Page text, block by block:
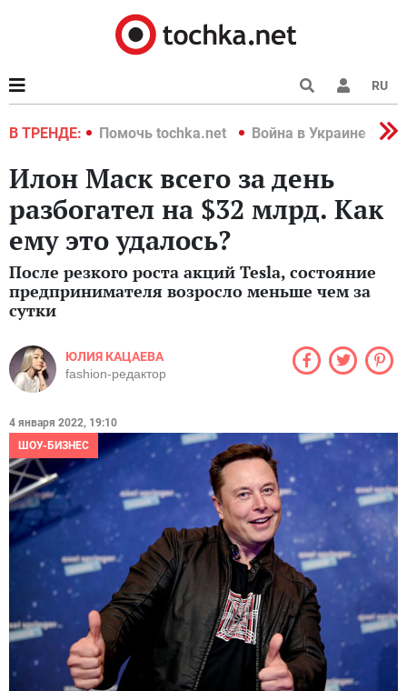
RU
В ТРЕНДЕ:
2022 Помочь tochka.net Война в Украине 2022
Илон Маск всего за день
разбогател на $32 млрд. Как
ему это удалось?
После резкого роста акций Tesla, состояние
предпринимателя возросло меньше чем за
сутки
ЮЛИЯ КАЦАЕВА
fashion-редактор
4 января 2022, 19:10
ШОУ-БИЗНЕС